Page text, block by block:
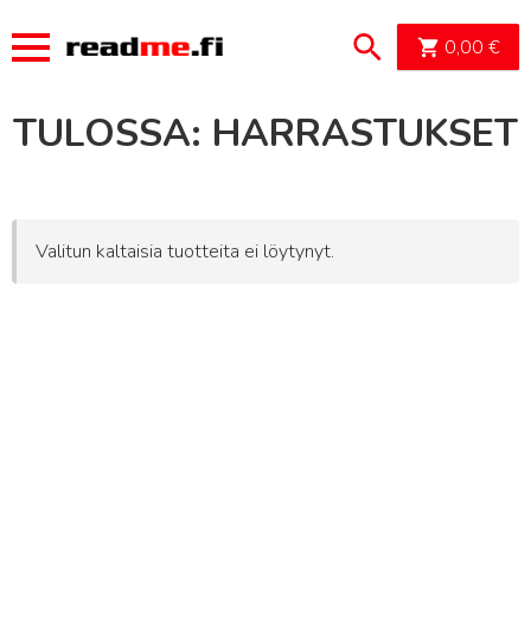
0,00 €
TULOSSA: HARRASTUKSET
Valitun kaltaisia tuotteita ei löytynyt.